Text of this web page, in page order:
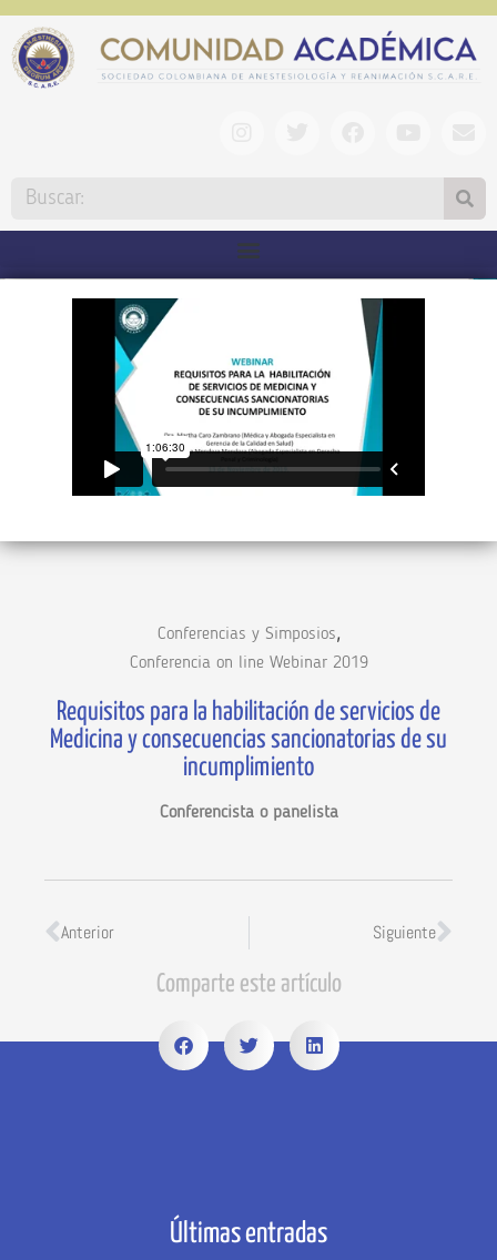
Conferencias y Simposios,
Conferencia on line Webinar 2019
Requisitos para la habilitación de servicios de
Medicina y consecuencias sancionatorias de su
incumplimiento
Conferencista o panelista
Anterior Siguiente
Comparte este artículo
Últimas entradas